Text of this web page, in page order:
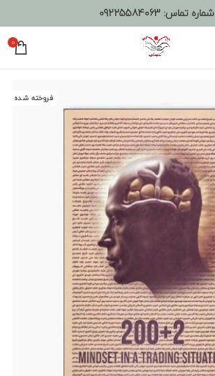
شماره تماس:09225584063
0
فروخته شده